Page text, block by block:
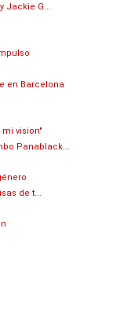
Jackie G...
en Barcelona
vision"
Panablack...
de t...